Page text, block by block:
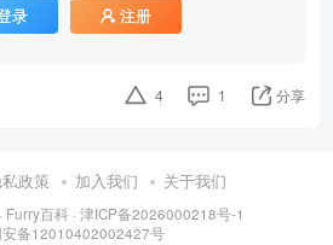
录 注册
4 1 分享
政策 加入我们 关于我们
Furry百科· 津ICP备2026000218号-1
备12010402002427号